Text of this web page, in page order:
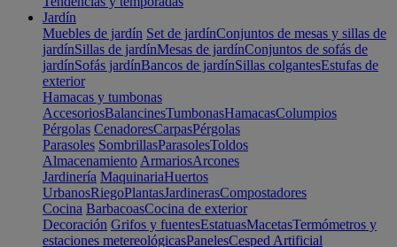
Jardín
Muebles de jardín Set de jardínConjuntos de mesas y sillas de
jardínSillas de jardínMesas de jardínConjuntos de sofás de
jardínSofás jardínBancos de jardínSillas colgantesEstufas de
exterior
Hamacas y tumbonas
AccesoriosBalancinesTumbonasHamacasColumpios
Pérgolas CenadoresCarpasPérgolas
Parasoles SombrillasParasolesToldos
Almacenamiento ArmariosArcones
Jardinería MaquinariaHuertos
UrbanosRiegoPlantasJardinerasCompostadores
Cocina BarbacoasCocina de exterior
Decoración Grifos y fuentesEstatuasMacetasTermómetros y
estaciones metereológicasPanelesCesped Artificial